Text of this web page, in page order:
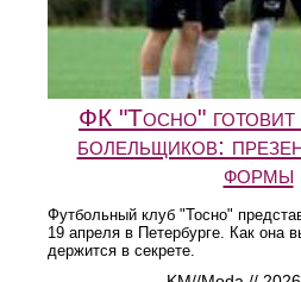
ФК "Тосно" готовит
болельщиков:
формы
Футбольный клуб "Тосно"
19 апреля в Петербурге. Как она
держится в секрете.